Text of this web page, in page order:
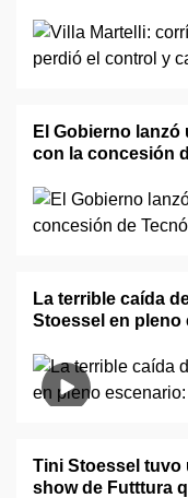
El Gobierno
con la concesión
La terrible caída
Stoessel en pleno
Tini Stoessel tuvo
show de Futttura